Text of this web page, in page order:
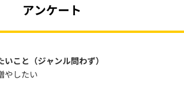
アンケート
こと（ジャンル問わず）
やしたい